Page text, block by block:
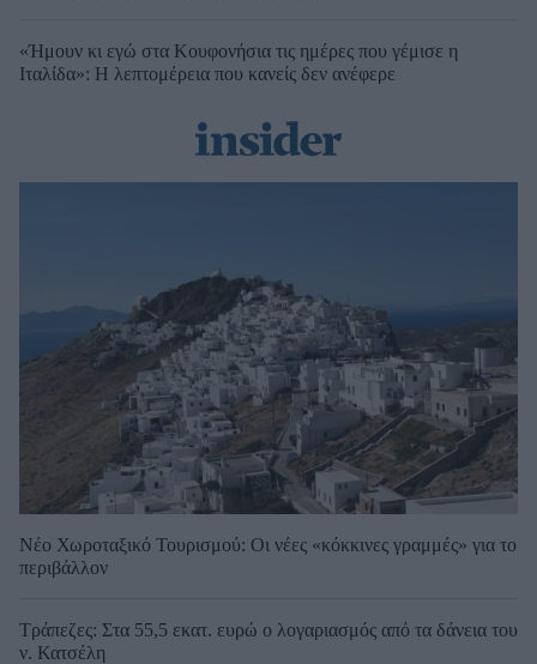
«Ήμουν κι εγώ στα Κουφονήσια τις ημέρες που γέμισε η
Ιταλίδα»: Η λεπτομέρεια που κανείς δεν ανέφερε
Νέο Χωροταξικό Τουρισμού: Οι νέες «κόκκινες γραμμές» για το
περιβάλλον
Τράπεζες: Στα 55,5 εκατ. ευρώ ο λογαριασμός από τα δάνεια του
ν. Κατσέλη